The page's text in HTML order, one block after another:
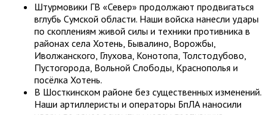
Штурмовики ГВ «Север» продолжают продвигаться
вглубь Сумской области. Наши войска нанесли удары
по скоплениям живой силы и техники противника в
районах села Хотень, Бывалино, Ворожбы,
Иволжанского, Глухова, Конотопа, Толстодубово,
Пустогорода, Вольной Слободы, Краснополья и
посёлка Хотень.
В Шосткинском районе без существенных изменений.
Наши артиллеристы и операторы БпЛА наносили